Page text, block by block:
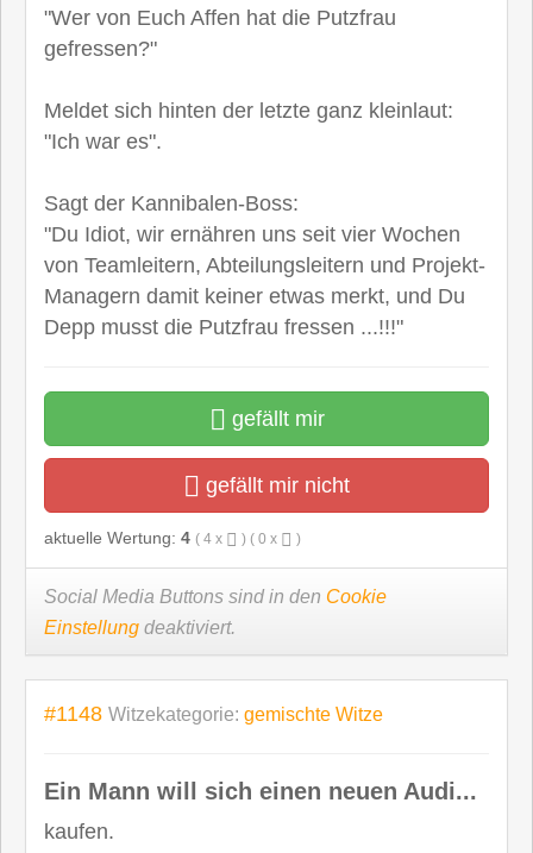
"Wer von Euch Affen hat die Putzfrau
gefressen?"
Meldet sich hinten der letzte ganz kleinlaut:
"Ich war es".
Sagt der Kannibalen-Boss:
"Du Idiot, wir ernähren uns seit vier Wochen
von Teamleitern, Abteilungsleitern und Projekt-
Managern damit keiner etwas merkt, und Du
Depp musst die Putzfrau fressen ...!!!"
gefällt mir
gefällt mir nicht
aktuelle Wertung: 4 ( 4 x ) ( 0 x )
Social Media Buttons sind in den Cookie
Einstellung deaktiviert.
#1148 Witzekategorie: gemischte Witze
Ein Mann will sich einen neuen Audi...
kaufen.